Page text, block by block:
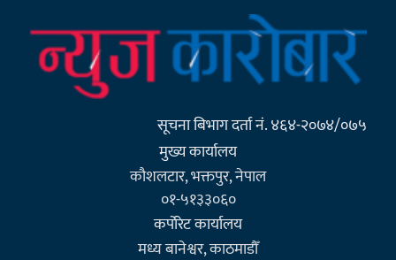
सूचना बिभाग दर्ता नं. ४६४-२०७४/०७५
मुख्य कार्यालय
कौशलटार, भक्तपुर, नेपाल
०१-५१३३०६०
कर्पाेरेट कार्यालय
मध्य बानेश्वर, काठमाडौँ